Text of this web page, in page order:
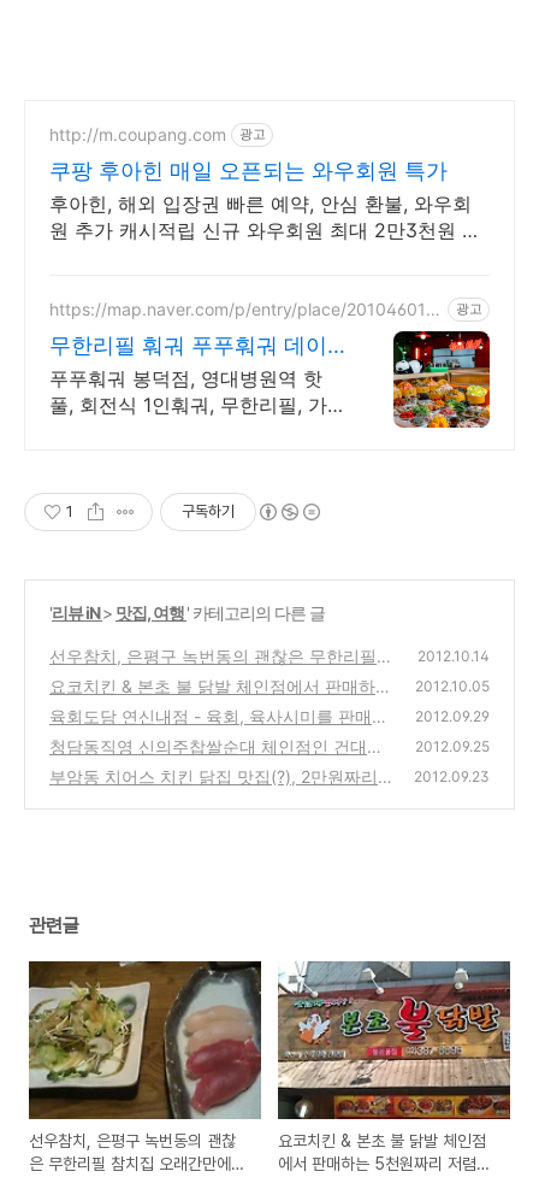
http://m.coupang.com 광고
쿠팡 후아힌 매일 오픈되는 와우회원 특가
후아힌, 해외 입장권 빠른 예약, 안심 환불, 와우회
원 추가 캐시적립 신규 와우회원 최대 2만3천원 쿠
https://map.naver.com/p/entry/place/201046017
광고
무한리필 훠궈 푸푸훠궈 데이
트 가족 모임 바로예약
푸푸훠궈 봉덕점, 영대병원역 핫
풀, 회전식 1인훠궈, 무한리필, 가
1 구독하기
'리뷰 iN> 맛집, 여행' 카테고리의 다른 글
선우참치, 은평구 녹번동의 괜찮은 무한리필
참치집 오래간만에 방문 시식기
(2)
2012.10.14
요코치킨 & 본초 불 닭발 체인점에서 판매하는
5천원짜리 저렴하고, 맛있는 후라이드 치킨 시
식기
(0)
2012.10.05
육회도담 연신내점 - 육회, 육사시미를 판매하
는 쇠고기 한우 전문점 방문기
(0)
2012.09.29
청담동직영 신의주찹쌀순대 체인점인 건대점
에서 먹어본 8천원짜리 순대국 시식기
(0)
2012.09.25
부암동 치어스 치킨 닭집 맛집(?), 2만원짜리
2012.09.23
관련글
선우참치, 은평구 녹번동의 괜찮
은 무한리필 참치집 오래간만에
요코치킨 & 본초 불 닭발 체인점
에서 판매하는 5천원짜리 저렴하